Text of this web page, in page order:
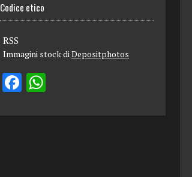
Codice etico
RSS
Immagini stock diDepositphotos